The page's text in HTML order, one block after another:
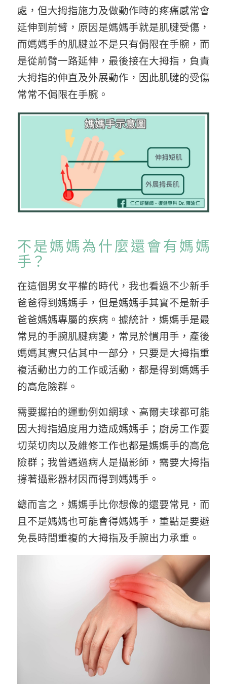
處，但大拇指施力及做動作時的疼痛感常會
延伸到前臂，原因是媽媽手就是肌腱受傷，
而媽媽手的肌腱並不是只有侷限在手腕，而
是從前臂一路延伸，最後接在大拇指，負責
大拇指的伸直及外展動作，因此肌腱的受傷
常常不侷限在手腕。
不是媽媽為什麼還會有媽媽
手？
在這個男女平權的時代，我也看過不少新手
爸爸得到媽媽手，但是媽媽手其實不是新手
爸爸媽媽專屬的疾病。據統計，媽媽手是最
常見的手腕肌腱病變，常見於慣用手，產後
媽媽其實只佔其中一部分，只要是大拇指重
複活動出力的工作或活動，都是得到媽媽手
的高危險群。
需要握拍的運動例如網球、高爾夫球都可能
因大拇指過度用力造成媽媽手；廚房工作要
切菜切肉以及維修工作也都是媽媽手的高危
險群；我曾遇過病人是攝影師，需要大拇指
撐著攝影器材因而得到媽媽手。
總而言之，媽媽手比你想像的還要常見，而
且不是媽媽也可能會得媽媽手，重點是要避
免長時間重複的大拇指及手腕出力承重。